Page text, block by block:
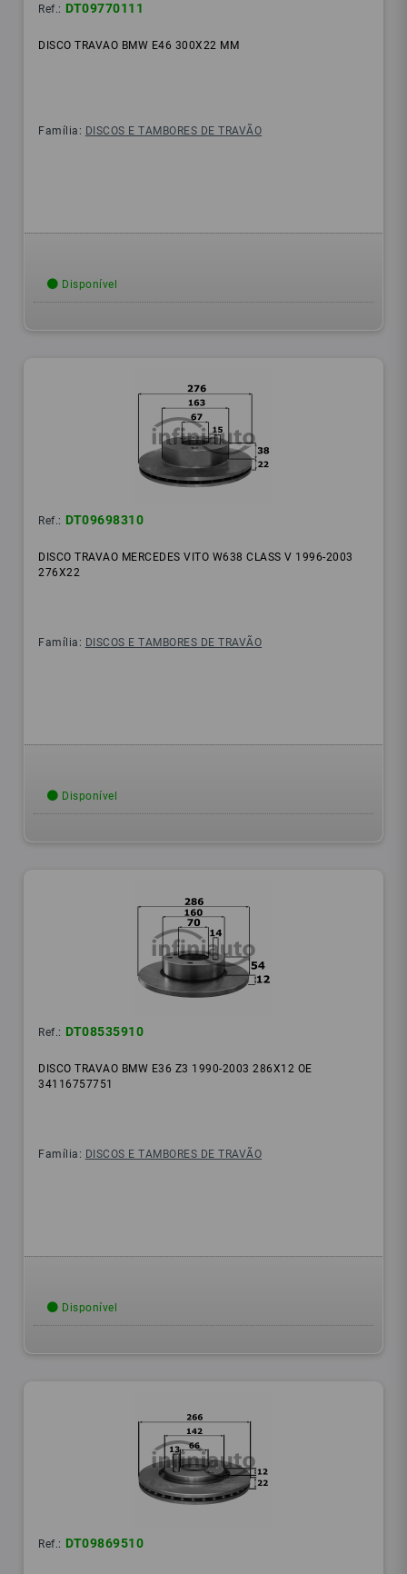
Ref.: DT09770111
DISCO TRAVAO BMW E46 300X22 MM
Família: DISCOS E TAMBORES DE TRAVÃO
Disponível
Ref.: DT09698310
DISCO TRAVAO MERCEDES VITO W638 CLASS V 1996-2003
276X22
Família: DISCOS E TAMBORES DE TRAVÃO
Disponível
Ref.: DT08535910
DISCO TRAVAO BMW E36 Z3 1990-2003 286X12 OE
34116757751
Família: DISCOS E TAMBORES DE TRAVÃO
Disponível
Ref.: DT09869510